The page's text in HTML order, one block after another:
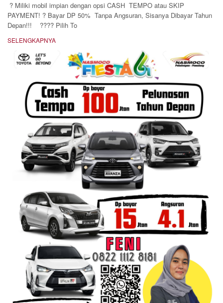
? Miliki mobil impian dengan opsi CASH TEMPO atau SKIP
PAYMENT! ? Bayar DP 50% Tanpa Angsuran, Sisanya Dibayar Tahun
Depan!!! ???? Pilih To
SELENGKAPNYA